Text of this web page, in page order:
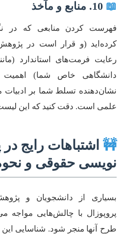
📖
فهرست کردن منابعی که در
کرده‌اید (و قرار است در
دانشگاهی خاص شما) اهمیت
نشان‌دهنده تسلط شما بر
علمی است. دقت کنید که این لیست
🚧 اشتباهات رایج در
نویسی حقوقی و نحوه
بسیاری از دانشجویان و
پروپوزال با چالش‌هایی مواجه
طرح آنها منجر شود. شناسایی این